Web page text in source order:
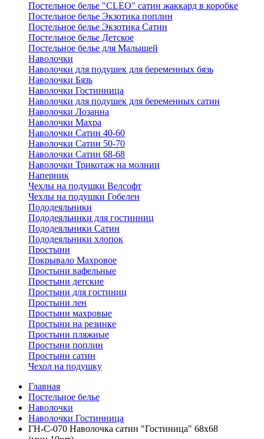
Постельное белье "CLEO" сатин жаккард в коробке
Постельное белье Экзотика поплин
Постельное белье Экзотика Сатин
Постельное белье Детское
Постельное белье для Малышей
Наволочки
Наволочки для подушек для беременных бязь
Наволочки Бязь
Наволочки Гостинница
Наволочки для подушек для беременных сатин
Наволочки Лозанна
Наволочки Махра
Наволочки Сатин 40-60
Наволочки Сатин 50-70
Наволочки Сатин 68-68
Наволочки Трикотаж на молнии
Наперник
Чехлы на подушки Велсофт
Чехлы на подушки Гобелен
Пододеяльники
Пододеяльники для гостинниц
Пододеяльники Сатин
Пододеяльники хлопок
Простыни
Покрывало Махровое
Простыни вафельные
Простыни детские
Простыни для гостиниц
Простыни лен
Простыни махровые
Простыни на резинке
Простыни пляжные
Простыни поплин
Простыни сатин
Чехол на подушку
Главная
Постельное белье
Наволочки
Наволочки Гостинница
ГН-С-070 Наволочка сатин "Гостиница" 68х68